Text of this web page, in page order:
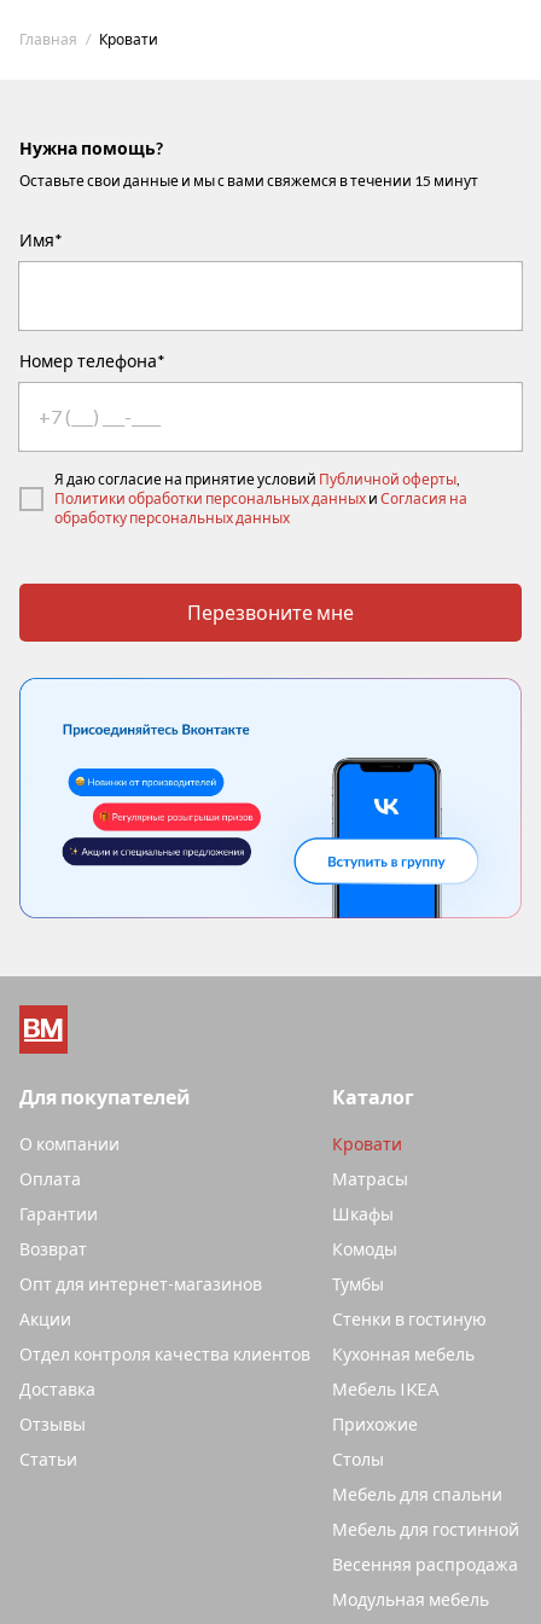
Главная Кровати
Нужна помощь?
Оставьте свои данные и мы с вами свяжемся в течении 15 минут
Имя*
Номер телефона*
Я даю согласие на принятие условий Публичной оферты,
Политики обработки персональных данных и Согласия на
обработку персональных данных
Перезвоните мне
Каталог
Кровати
Матрасы
Шкафы
Комоды
Тумбы
Стенки в гостиную
Кухонная мебель
Мебель IKEA
Прихожие
Столы
Мебель для спальни
Мебель для гостинной
Весенняя распродажа
Модульная мебель
Для покупателей
О компании
Оплата
Гарантии
Возврат
Опт для интернет-магазинов
Акции
Отдел контроля качества клиентов
Доставка
Отзывы
Статьи